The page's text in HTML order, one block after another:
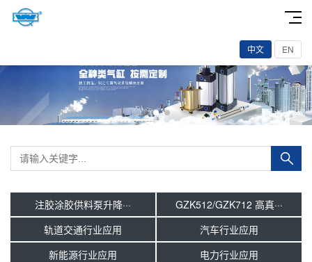
中文 EN
注胶涂胶供料泵升降···
GZK512/GZK712 高真···
轨道交通行业应用
汽车行业应用
新能源行业应用
电力行业应用